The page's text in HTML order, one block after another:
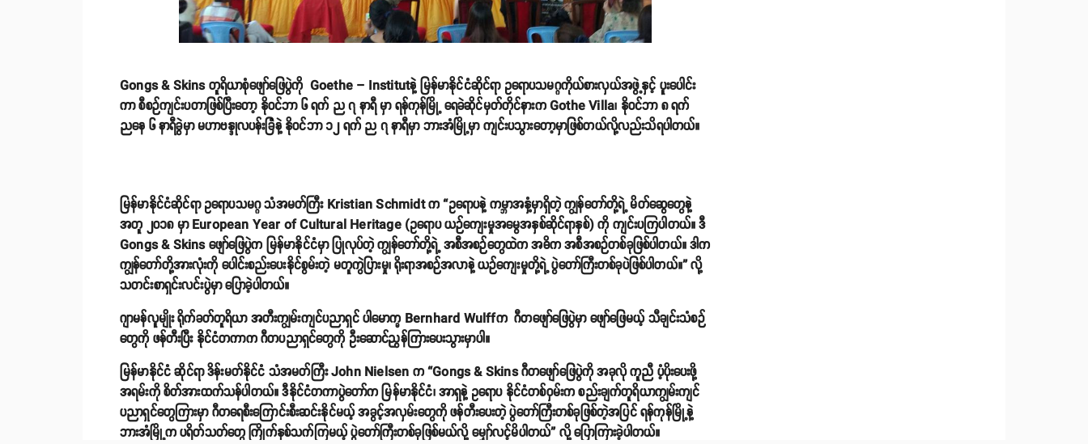
Gongs & Skins တူရိယာစုံဖျော်ဖြေပွဲကို Goethe – Institutနဲ့ မြန်မာနိုင်ငံဆိုင်ရာ ဥရောပသမဂ္ဂကိုယ်စားလှယ်အဖွဲ့နှင့် ပူးပေါင်း
ကာ စီစဉ်ကျင်းပတာဖြစ်ပြီးတော့ နိုဝင်ဘာ ၆ ရက် ည ၇ နာရီ မှာ ရန်ကုန်မြို့ ရေခဲဆိုင်မှတ်တိုင်နားက Gothe Villa၊ နိုဝင်ဘာ ၈ ရက်
ညနေ ၆ နာရီခွဲမှာ မဟာဗန္ဒုလပန်းခြံနဲ့ နိုဝင်ဘာ ၁၂ ရက် ည ၇ နာရီမှာ ဘားအံမြို့မှာ ကျင်းပသွားတော့မှာဖြစ်တယ်လို့လည်းသိရပါတယ်။
မြန်မာနိုင်ငံဆိုင်ရာ ဥရောပသမဂ္ဂ သံအမတ်ကြီး Kristian Schmidt က “ဥရောပနဲ့ ကမ္ဘာအနှံ့မှာရှိတဲ့ ကျွန်တော်တို့ရဲ့ မိတ်ဆွေတွေနဲ့
အတူ ၂၀၁၈ မှာ European Year of Cultural Heritage (ဥရောပ ယဉ်ကျေးမှုအမွေအနှစ်ဆိုင်ရာနှစ်) ကို ကျင်းပကြပါတယ်။ ဒီ
Gongs & Skins ဖျော်ဖြေပွဲက မြန်မာနိုင်ငံမှာ ပြုလုပ်တဲ့ ကျွန်တော်တို့ရဲ့ အစီအစဉ်တွေထဲက အဓိက အစီအစဉ်တစ်ခုဖြစ်ပါတယ်။ ဒါက
ကျွန်တော်တို့အားလုံးကို ပေါင်းစည်းပေးနိုင်စွမ်းတဲ့ မတူကွဲပြားမှု၊ ရိုးရာအစဉ်အလာနဲ့ ယဉ်ကျေးမှုတို့ရဲ့ ပွဲတော်ကြီးတစ်ခုပဲဖြစ်ပါတယ်။” လို့
သတင်းစာရှင်းလင်းပွဲမှာ ပြောခဲ့ပါတယ်။
ဂျာမန်လူမျိုး ရိုက်ခတ်တူရိယာ အတီးကျွမ်းကျင်ပညာရှင် ပါမောက္ခ Bernhard Wulffက ဂီတဖျော်ဖြေပွဲမှာ ဖျော်ဖြေမယ့် သီချင်းသံစဉ်
တွေကို ဖန်တီးပြီး နိုင်ငံတကာက ဂီတပညာရှင်တွေကို ဦးဆောင်ညွန်ကြားပေးသွားမှာပါ။
မြန်မာနိုင်ငံ ဆိုင်ရာ ဒိန်းမတ်နိုင်ငံ သံအမတ်ကြီး John Nielsen က “Gongs & Skins ဂီတဖျော်ဖြေပွဲကို အခုလို ကူညီ ပံ့ပိုးပေးဖို့
အရမ်းကို စိတ်အားထက်သန်ပါတယ်။ ဒီနိုင်ငံတကာပွဲတော်က မြန်မာနိုင်ငံ၊ အာရှနဲ့ ဥရောပ နိုင်ငံတစ်ဝှမ်းက စည်းချက်တူရိယာကျွမ်းကျင်
ပညာရှင်တွေကြားမှာ ဂီတရေစီးကြောင်းစီးဆင်းနိုင်မယ့် အခွင့်အလှမ်းတွေကို ဖန်တီးပေးတဲ့ ပွဲတော်ကြီးတစ်ခုဖြစ်တဲ့အပြင် ရန်ကုန်မြို့နဲ့
ဘားအံမြို့က ပရိတ်သတ်တွေ ကြိုက်နှစ်သက်ကြမယ့် ပွဲတော်ကြီးတစ်ခုဖြစ်မယ်လို့ မျှော်လင့်မိပါတယ်” လို့ ပြောကြားခဲ့ပါတယ်။